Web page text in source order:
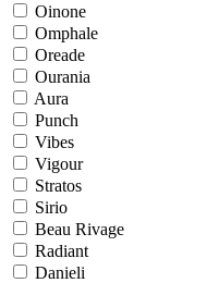
Oinone
Omphale
Oreade
Ourania
Aura
Punch
Vibes
Vigour
Stratos
Sirio
Beau Rivage
Radiant
Danieli